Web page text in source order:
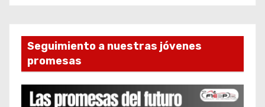
Seguimiento a nuestras jóvenes
promesas